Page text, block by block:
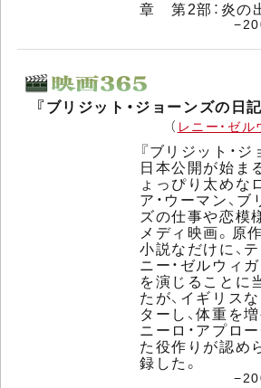
章 第2部：炎の出
『ブリジット・ジョーンズの日
（ レニー・ゼ
『ブリジット・
日本公開が始ま
ょっぴり太めな
ア・ウーマン、
ズの仕事や恋模
メディ映画。原
小説なだけに、
ニー・ゼルウィ
を演じることに
たが、イギリス
ターし、体重を
ニーロ・アプロ
た役作りが認め
録した。